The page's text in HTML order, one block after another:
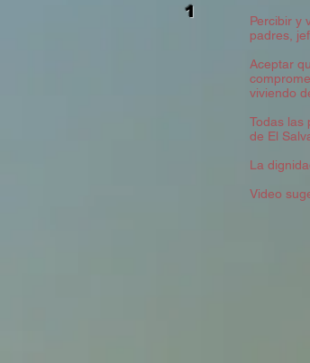
1
Percibir y
padres,
Aceptar
viviendo
Todas las
de El
La
Video